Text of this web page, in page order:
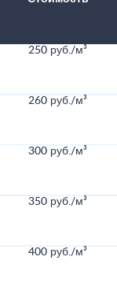
250 руб./м³
260 руб./м³
300 руб./м³
350 руб./м³
400 руб./м³